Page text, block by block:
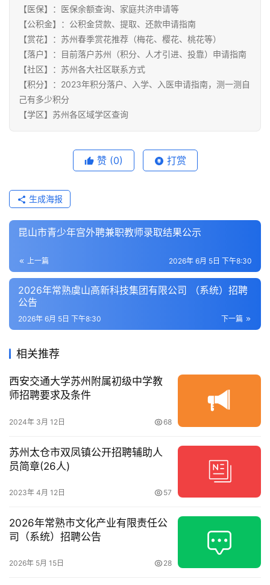
【医保】：医保余额查询、家庭共济申请等
【公积金】：公积金贷款、提取、还款申请指南
【赏花】：苏州春季赏花推荐（梅花、樱花、桃花等）
【落户】：目前落户苏州（积分、人才引进、投靠）申请指南
【社区】：苏州各大社区联系方式
【积分】：2023年积分落户、入学、入医申请指南，测一测自
己有多少积分
【学区】苏州各区域学区查询
赞 (0) 打赏
生成海报
昆山市青少年宫外聘兼职教师录取结果公示
上一篇 2026年 6月 5日 下午8:30
2026年常熟虞山高新科技集团有限公司 （系统）招聘
公告
下一篇
2026年 6月 5日 下午8:30
相关推荐
西安交通大学苏州附属初级中学教
师招聘要求及条件
2024年 3月 12日 68
苏州太仓市双凤镇公开招聘辅助人
员简章(26人)
2023年 4月 12日 57
2026年常熟市文化产业有限责任公
司（系统）招聘公告
2026年 5月 15日 28